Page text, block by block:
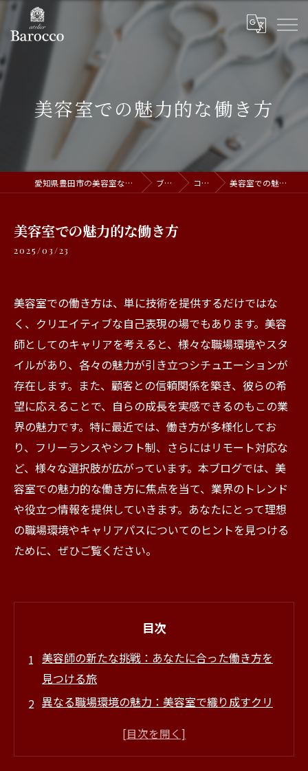
美容室での魅力的な働き方
愛知県豊田市の美容室ならatelier Barocco ブログ コラム 美容室での魅力的な働き方
美容室での魅力的な働き方
2025/03/23
美容室での働き方は、単に技術を提供するだけではな
く、クリエイティブな自己表現の場でもあります。美容
師としてのキャリアを考えると、様々な職場環境やスタ
イルがあり、各々の魅力が引き立つシチュエーションが
存在します。また、顧客との信頼関係を築き、彼らの希
望に応えることで、自らの成長を実感できるのもこの業
界の魅力です。特に最近では、働き方が多様化してお
り、フリーランスやシフト制、さらにはリモート対応な
ど、様々な選択肢が広がっています。本ブログでは、美
容室での魅力的な働き方に焦点を当て、業界のトレンド
や役立つ情報を提供していきます。あなたにとって理想
の職場環境やキャリアパスについてのヒントを見つける
ために、ぜひご覧ください。
目次
美容師の新たな挑戦：あなたに合った働き方を
見つける旅
異なる職場環境の魅力：美容室で織り成すクリ
顧客との絆：美容師が感じる成長とやりがいの